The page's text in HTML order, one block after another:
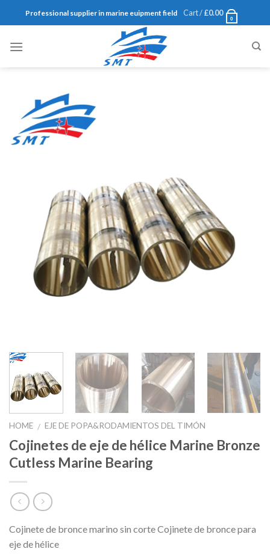
Professional supplier in marine euipment field Cart /£0.00
0
HOME / EJE DE POPA&RODAMIENTOS DEL TIMÓN
Cojinetes de eje de hélice Marine Bronze
Cutless Marine Bearing
Cojinete de bronce marino sin corte Cojinete de bronce para
eje de hélice